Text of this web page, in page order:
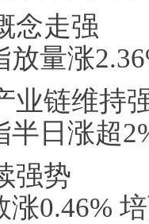
念走强
放量涨
业链维持
日涨超
强势
0.46%